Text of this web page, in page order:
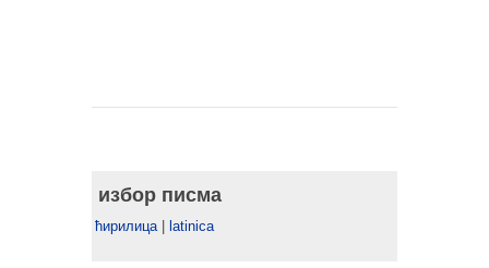
избор писма
ћирилица| latinica